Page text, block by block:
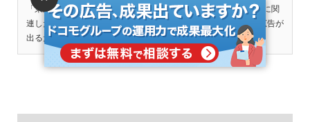
「東京 ホテル」や「格安 スマホ」などを検索すると、その内容に関
連した広告が「広告」として表示されます。検索意図に応じた広告が
出るため、ターゲット性が高いのが特徴です...